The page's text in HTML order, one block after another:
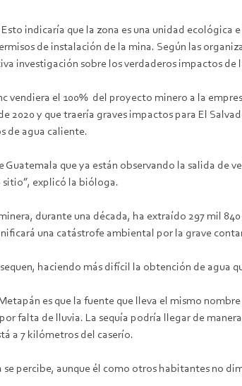
indicaría que la zona es una unidad
de instalación de la mina. Según las
investigación sobre los verdaderos impactos de
vendiera el 100% del proyecto minero a la
2020 y que traería graves impactos para El
de agua caliente.
que ya están observando la salida de
sitio”, explicó la bióloga.
durante una década, ha extraído 297 mil
una catástrofe ambiental por la grave
haciendo más difícil la obtención de agua
es que la fuente que lleva el mismo
falta de lluvia. La sequía podría llegar de
a 7 kilómetros del caserío.
percibe, aunque él como otros habitantes no